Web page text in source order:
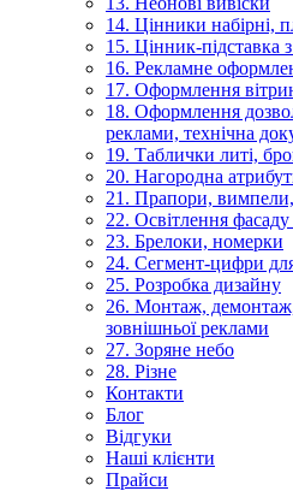
14. Цінники набірні,
15. Цінник-підставка
16. Рекламне
17. Оформлення
18. Оформлення
реклами, технічна
19. Таблички литі,
20. Нагородна
21. Прапори,
22. Освітлення фасаду
23. Брелоки, номерки
24. Сегмент-цифри
25. Розробка дизайну
26. Монтаж, демонтаж,
зовнішньої реклами
27. Зоряне небо
28. Різне
Контакти
Блог
Відгуки
Наші клієнти
Прайси